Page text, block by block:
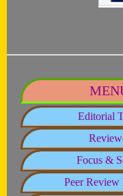
Editorial
Focus &
Peer Review